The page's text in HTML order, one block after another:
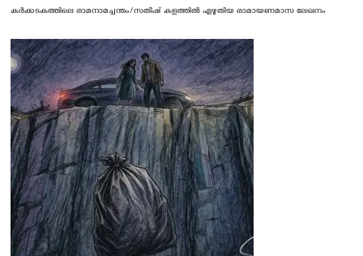
കർക്കടകത്തിലെ രാമനാമച്ചന്തം/സതീഷ് കളത്തിൽ എഴുതിയ രാമായണമാസ ലേഖനം